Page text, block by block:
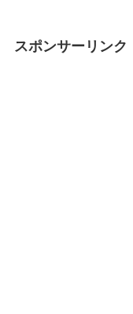
スポンサーリンク